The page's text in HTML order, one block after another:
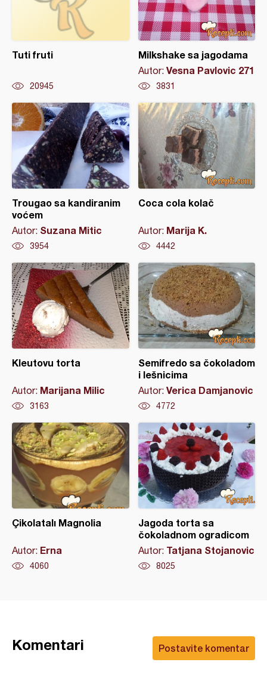
Tuti fruti
20945
Milkshake sa jagodama
Autor: Vesna Pavlovic 271
3831
Trougao sa kandiranim
voćem
Autor: Suzana Mitic
3954
Coca cola kolač
Autor: Marija K.
4442
Kleutovu torta
Autor: Marijana Milic
3163
Semifredo sa čokoladom
i lešnicima
Autor: Verica Damjanovic
4772
Çikolatalı Magnolia
Autor: Erna
4060
Jagoda torta sa
čokoladnom ogradicom
Autor: Tatjana Stojanovic
8025
Postavite komentar
Komentari